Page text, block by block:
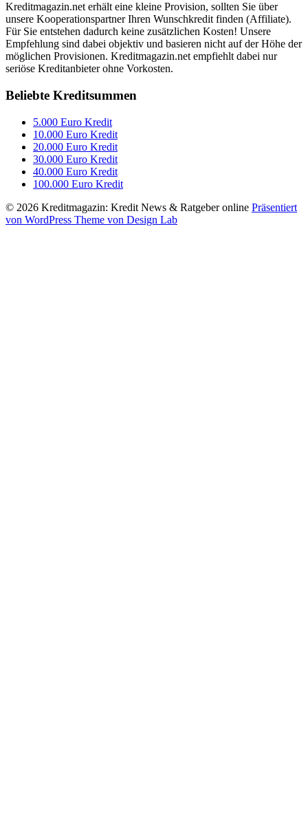
Kreditmagazin.net erhält eine kleine Provision, sollten Sie über
unsere Kooperationspartner Ihren Wunschkredit finden (Affiliate).
Für Sie entstehen dadurch keine zusätzlichen Kosten! Unsere
Empfehlung sind dabei objektiv und basieren nicht auf der Höhe der
möglichen Provisionen. Kreditmagazin.net empfiehlt dabei nur
seriöse Kreditanbieter ohne Vorkosten.
Beliebte Kreditsummen
5.000 Euro Kredit
10.000 Euro Kredit
20.000 Euro Kredit
30.000 Euro Kredit
40.000 Euro Kredit
100.000 Euro Kredit
© 2026 Kreditmagazin: Kredit News & Ratgeber online Präsentiert
von WordPress Theme von Design Lab